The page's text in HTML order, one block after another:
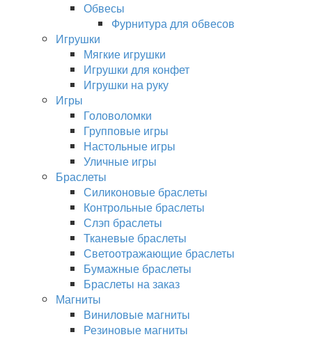
Обвесы
Фурнитура для обвесов
Игрушки
Мягкие игрушки
Игрушки для конфет
Игрушки на руку
Игры
Головоломки
Групповые игры
Настольные игры
Уличные игры
Браслеты
Силиконовые браслеты
Контрольные браслеты
Слэп браслеты
Тканевые браслеты
Светоотражающие браслеты
Бумажные браслеты
Браслеты на заказ
Магниты
Виниловые магниты
Резиновые магниты